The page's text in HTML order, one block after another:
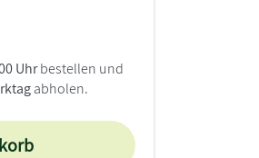
Uhrbestellen und
abholen.